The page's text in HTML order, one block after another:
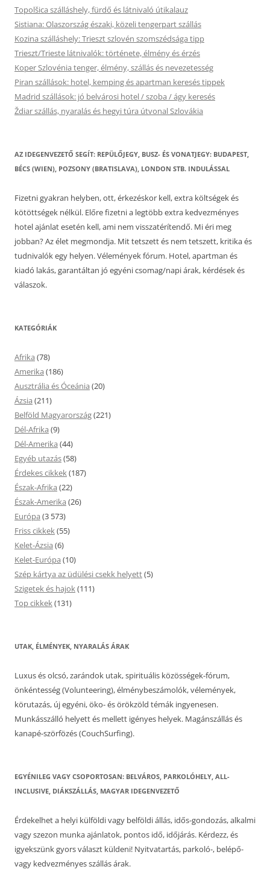
Topolšica szálláshely, fürdő és látnivaló útikalauz
Sistiana: Olaszország északi, közeli tengerpart szállás
Kozina szálláshely: Trieszt szlovén szomszédsága tipp
Trieszt/Trieste látnivalók: története, élmény és érzés
Koper Szlovénia tenger, élmény, szállás és nevezetesség
Piran szállások: hotel, kemping és apartman keresés tippek
Madrid szállások: jó belvárosi hotel / szoba / ágy keresés
Ždiar szállás, nyaralás és hegyi túra útvonal Szlovákia
AZ IDEGENVEZETŐ SEGÍT: REPÜLŐJEGY, BUSZ- ÉS VONATJEGY: BUDAPEST,
BÉCS (WIEN), POZSONY (BRATISLAVA), LONDON STB. INDULÁSSAL
Fizetni gyakran helyben, ott, érkezéskor kell, extra költségek és
kötöttségek nélkül. Előre fizetni a legtöbb extra kedvezményes
hotel ajánlat esetén kell, ami nem visszatérítendő. Mi éri meg
jobban? Az élet megmondja. Mit tetszett és nem tetszett, kritika és
tudnivalók egy helyen. Vélemények fórum. Hotel, apartman és
kiadó lakás, garantáltan jó egyéni csomag/napi árak, kérdések és
válaszok.
KATEGÓRIÁK
Afrika (78)
Amerika (186)
Ausztrália és Óceánia (20)
Ázsia (211)
Belföld Magyarország(221)
Dél-Afrika (9)
Dél-Amerika (44)
Egyéb utazás(58)
Érdekes cikkek(187)
Észak-Afrika (22)
Észak-Amerika (26)
Európa (3 573)
Friss cikkek(55)
Kelet-Ázsia (6)
Kelet-Európa (10)
Szép kártya az üdülési csekk helyett(5)
Szigetek és hajok(111)
Top cikkek(131)
UTAK, ÉLMÉNYEK, NYARALÁS ÁRAK
Luxus és olcsó, zarándok utak, spirituális közösségek-fórum,
önkéntesség (Volunteering), élménybeszámolók, vélemények,
körutazás, új egyéni, öko- és örökzöld témák ingyenesen.
Munkásszálló helyett és mellett igényes helyek. Magánszállás és
kanapé-szörfözés (CouchSurfing).
EGYÉNILEG VAGY CSOPORTOSAN: BELVÁROS, PARKOLÓHELY, ALL-
INCLUSIVE, DIÁKSZÁLLÁS, MAGYAR IDEGENVEZETŐ
Érdekelhet a helyi külföldi vagy belföldi állás, idős-gondozás, alkalmi
vagy szezon munka ajánlatok, pontos idő, időjárás. Kérdezz, és
igyekszünk gyors választ küldeni! Nyitvatartás, parkoló-, belépő-
vagy kedvezményes szállás árak.